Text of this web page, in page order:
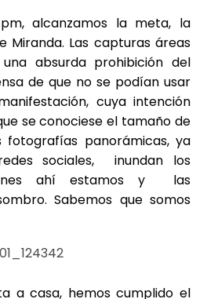
alcanzamos la meta, la
Miranda. Las capturas áreas
absurda prohibición del
de que no se podían usar
cuya intención
se conociese el tamaño de
fotografías panorámicas, ya
sociales, inundan los
ahí estamos y las
Sabemos que somos
a casa, hemos cumplido el